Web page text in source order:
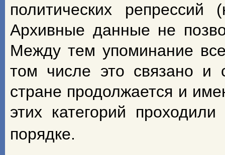
политических
Архивные данные не
Между тем упоминание
том числе это связано и
стране продолжается и
этих категорий
порядке.